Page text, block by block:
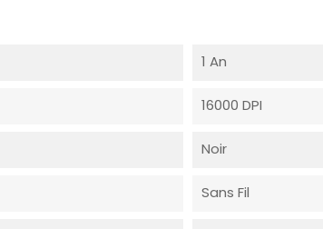
1 An
16000 DPI
Noir
Sans Fil